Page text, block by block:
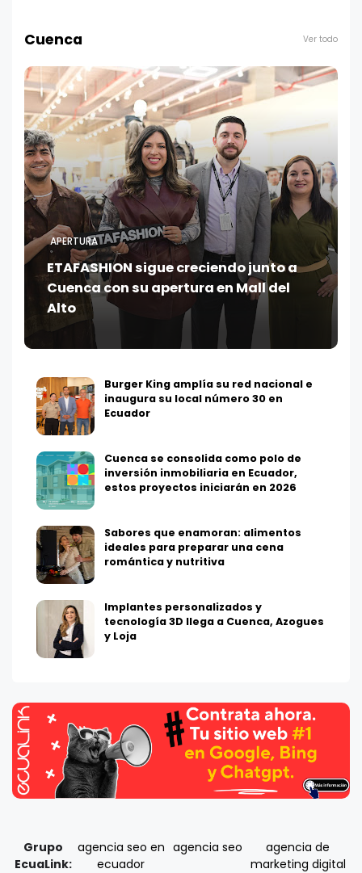
Cuenca Ver todo
APERTURA
ETAFASHION sigue creciendo junto a
Cuenca con su apertura en Mall del
Alto
Burger King amplía su red nacional e
inaugura su local número 30 en
Ecuador
Cuenca se consolida como polo de
inversión inmobiliaria en Ecuador,
estos proyectos iniciarán en 2026
Sabores que enamoran: alimentos
ideales para preparar una cena
romántica y nutritiva
Implantes personalizados y
tecnología 3D llega a Cuenca, Azogues
y Loja
Grupo
EcuaLink:
agencia seo en
ecuador
agencia seo
agencia de
marketing digital